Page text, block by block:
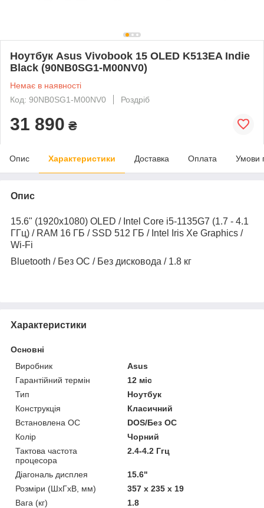
Ноутбук Asus Vivobook 15 OLED K513EA Indie
Black (90NB0SG1-M00NV0)
Немає в наявності
Код: 90NB0SG1-M00NV0
Роздріб
31 890 ₴
Опис Характеристики Доставка Оплата Умови
Опис
15.6" (1920x1080) OLED / Intel Core i5-1135G7 (1.7 - 4.1
ГГц) / RAM 16 ГБ / SSD 512 ГБ / Intel Iris Xe Graphics /
Wi-Fi
Bluetooth / Без ОС / Без дисковода / 1.8 кг
Характеристики
Основні
Виробник
Asus
Гарантійний термін
12 міс
Тип
Ноутбук
Конструкція
Класичний
Встановлена ОС
DOS/Без ОС
Колір
Чорний
Тактова частота
процесора
2.4-4.2 Ггц
Діагональ дисплея
15.6"
Розміри (ШхГхВ, мм)
357 x 235 x 19
Вага (кг)
1.8